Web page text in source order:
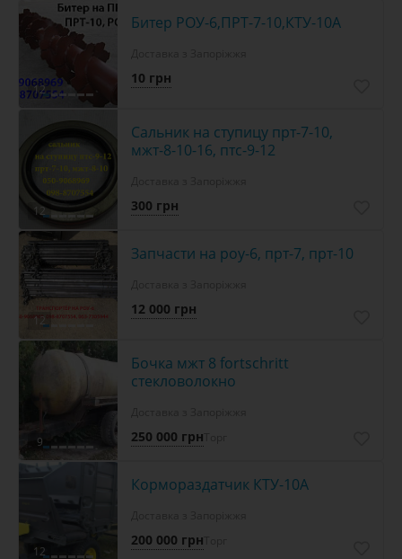
12
Битер РОУ-6,ПРТ-7-10,КТУ-10А
10 грн
12
Сальник на ступицу прт-7-10,
мжт-8-10-16, птс-9-12
300 грн
12
Запчасти на роу-6, прт-7, прт-10
12 000 грн
9
Бочка мжт 8 fortschritt
стекловолокно
250 000 грн
12
Кормораздатчик КТУ-10А
200 000 грн